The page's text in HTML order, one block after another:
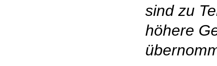
sind zu
höhere